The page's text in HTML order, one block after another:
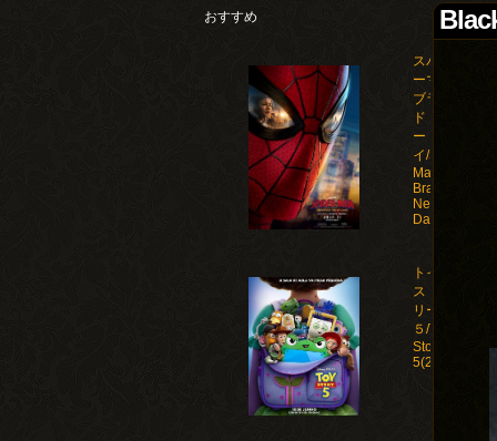
おすすめ
スパイダ
ーマン：
ブラン
ド・ニュ
ー・デ
イ/Spider-
Man:
Brand
New
Day(2026)
トイ・
ストー
リー
５/Toy
Story
5(2026)